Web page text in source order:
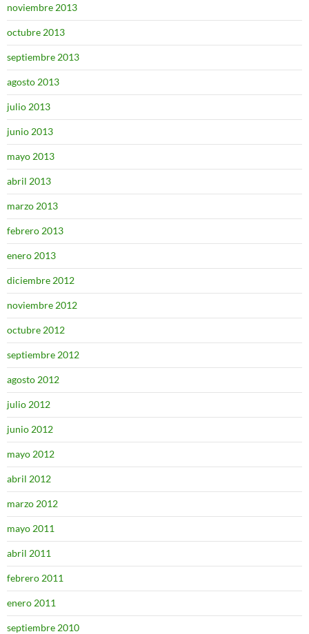
noviembre 2013
octubre 2013
septiembre 2013
agosto 2013
julio 2013
junio 2013
mayo 2013
abril 2013
marzo 2013
febrero 2013
enero 2013
diciembre 2012
noviembre 2012
octubre 2012
septiembre 2012
agosto 2012
julio 2012
junio 2012
mayo 2012
abril 2012
marzo 2012
mayo 2011
abril 2011
febrero 2011
enero 2011
septiembre 2010